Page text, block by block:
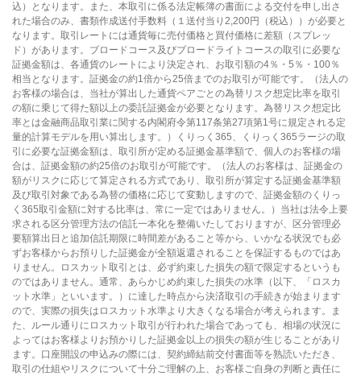
込）となります。また、本取引に係る法定帳簿の書面による交付を申し出さ
れた場合のみ、書類作成送付手数料（１送付当り2,200円（税込））が必要と
なります。取引レートには通貨毎に売付価格と買付価格に差額（スプレッ
ド）があります。ブロードコース及びブロードライトコースの取引に必要な
証拠金額は、各通貨のレートにより決定され、お取引額の4％・5％・100％
相当となります。証拠金の約1倍から25倍までのお取引が可能です。（法人の
お客様の場合は、当社が算出した通貨ペアごとの為替リスク想定比率を取引
の額に乗じて得た額以上の委託証拠金が必要となります。為替リスク想定比
率とは金融商品取引業に関する内閣府令第117条第27項第1号に規定される定
量的計算モデルを用い算出します。）くりっく365、くりっく365ラージの取
引に必要な証拠金額は、取引所が定める証拠金基準額で、個人のお客様の場
合は、証拠金額の約25倍のお取引が可能です。（法人のお客様は、証拠金の
額がリスクに応じて算定される方式であり、取引所が算定する証拠金基準額
及び取引対象である為替の価格に応じて変動しますので、証拠金額のくりっ
く365取引金額に対する比率は、常に一定ではありません。）当社は法令上要
求される区分管理方法の信託一本化を整備いたしておりますが、区分管理必
要額算出日と追加信託期限に時間差があること等から、いかなる状況でも必
ずお客様からお預りした証拠金が全額返還されることを保証するものではあ
りません。ロスカット取引とは、必ず約束した損失の額で限定するというも
のではありません。通常、あらかじめ約束した損失の水準（以下、「ロスカ
ット水準」といいます。）に達した時点から決済取引の手続きが始まります
ので、実際の損失はロスカット水準より大きくなる場合が考えられます。ま
た、ルール通りにロスカット取引が行われた場合であっても、相場の状況に
よってはお客様よりお預かりした証拠金以上の損失の額が生じることがあり
ます。口座開設の申込みの際には、契約締結前交付書面等を熟読いただき、
取引の仕組やリスクについて十分ご理解の上、お客様ご自身の判断と責任に